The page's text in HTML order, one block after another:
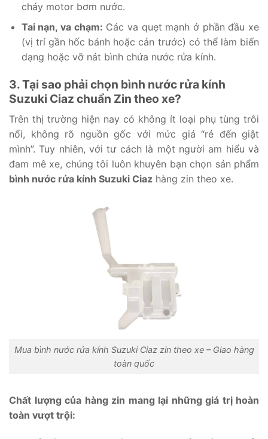
cháy motor bơm nước.
Tai nạn, va chạm: Các va quẹt mạnh ở phần đầu xe
(vị trí gần hốc bánh hoặc cản trước) có thể làm biến
dạng hoặc vỡ nát bình chứa nước rửa kính.
3. Tại sao phải chọn bình nước rửa kính
Suzuki Ciaz chuẩn Zin theo xe?
Trên thị trường hiện nay có không ít loại phụ tùng trôi
nổi, không rõ nguồn gốc với mức giá “rẻ đến giật
mình”. Tuy nhiên, với tư cách là một người am hiểu và
đam mê xe, chúng tôi luôn khuyên bạn chọn sản phẩm
bình nước rửa kính Suzuki Ciaz hàng zin theo xe.
Mua bình nước rửa kính Suzuki Ciaz zin theo xe – Giao hàng
toàn quốc
Chất lượng của hàng zin mang lại những giá trị hoàn
toàn vượt trội: